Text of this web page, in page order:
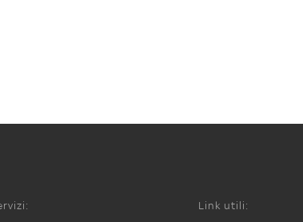
Link utili: